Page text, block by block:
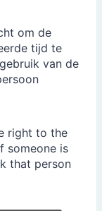
om de
tijd te
van de
right to the
someone is
that person